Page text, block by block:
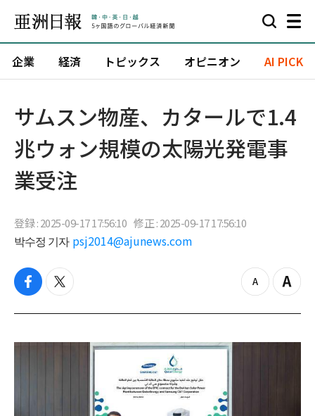
企業 経済 トピックス オピニオン AI PICK
サムスン物産、カタールで1.4
兆ウォン規模の太陽光発電事
業受注
登録 : 2025-09-17 17:56:10 修正 : 2025-09-17 17:56:10
박수정 기자 psj2014@ajunews.com
f
c
b
t
i
t
z
o
o
Z
o
i